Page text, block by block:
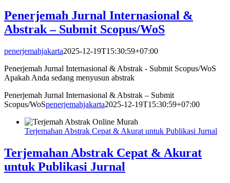
Penerjemah Jurnal Internasional &
Abstrak – Submit Scopus/WoS
penerjemahjakarta2025-12-19T15:30:59+07:00
Penerjemah Jurnal Internasional & Abstrak - Submit Scopus/WoS
Apakah Anda sedang menyusun abstrak
Penerjemah Jurnal Internasional & Abstrak – Submit
Scopus/WoSpenerjemahjakarta2025-12-19T15:30:59+07:00
Terjemahan Abstrak Cepat & Akurat untuk Publikasi Jurnal
Terjemahan Abstrak Cepat & Akurat
untuk Publikasi Jurnal